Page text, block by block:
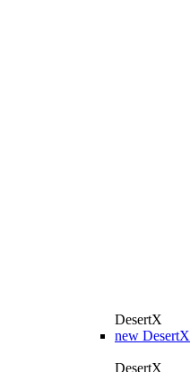
DesertX
new DesertX
DesertX